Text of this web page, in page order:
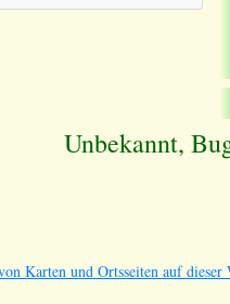
Unbekannt,
Karten und Ortsseiten auf dieser